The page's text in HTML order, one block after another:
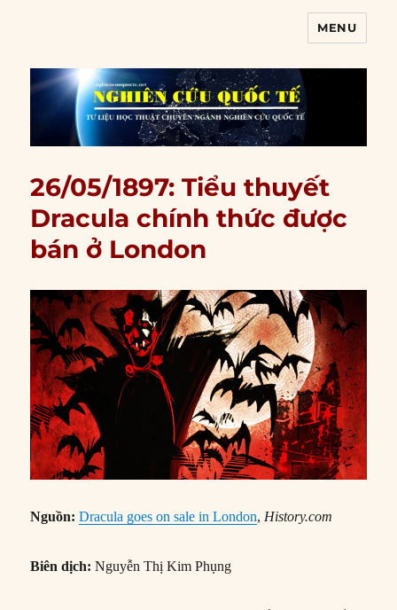
MENU
26/05/1897: Tiểu thuyết
Dracula chính thức được
bán ở London
Nguồn: Dracula goes on sale in London,History.com
Biên dịch: Nguyễn Thị Kim Phụng